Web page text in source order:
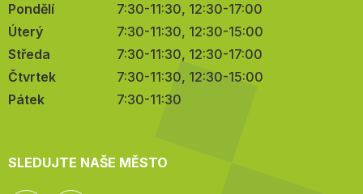
Pondělí
7:30-11:30, 12:30-17:00
Úterý
7:30-11:30, 12:30-15:00
Středa
7:30-11:30, 12:30-17:00
Čtvrtek
7:30-11:30, 12:30-15:00
Pátek
7:30-11:30
SLEDUJTE NAŠE MĚSTO